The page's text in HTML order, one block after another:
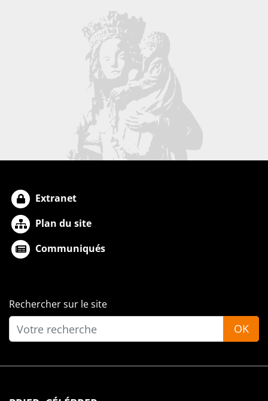
Extranet
Plan du site
Communiqués
Rechercher sur le site
OK